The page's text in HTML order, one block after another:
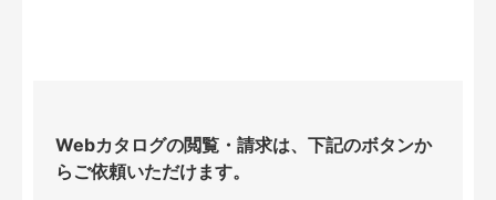
Webカタログの閲覧・請求は、下記のボタンか
らご依頼いただけます。